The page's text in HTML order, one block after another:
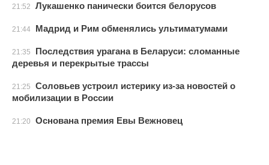
21:52 Лукашенко панически боится белорусов
21:44 Мадрид и Рим обменялись ультиматумами
21:35
Последствия урагана в Беларуси: сломанные
деревья и перекрытые трассы
21:25
Соловьев устроил истерику из-за новостей о
мобилизации в России
21:20 Основана премия Евы Вежновец